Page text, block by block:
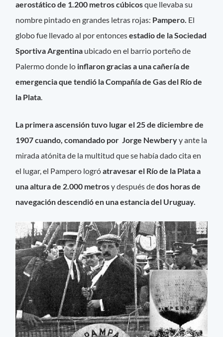
aerostático de 1.200 metros cúbicosque llevaba su
nombre pintado en grandes letras rojas: Pampero. El
globo fue llevado al por entoncesestadio de la Sociedad
Sportiva Argentina ubicado en el barrio porteño de
Palermo donde lo inflaron gracias a una cañería de
emergencia que tendió la Compañía de Gas del Río de
la Plata.
La primera ascensión tuvo lugar el 25 de diciembre de
1907 cuando, comandado por Jorge Newberyy ante la
mirada atónita de la multitud que se había dado cita en
el lugar, el Pampero logróatravesar el Río de la Plata a
una altura de 2.000 metrosy después dedos horas de
navegación descendió en una estancia del Uruguay.